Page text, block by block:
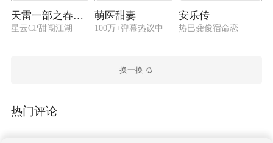
天雷一部之春花秋月
星云CP甜闯江湖
萌医甜妻
100万+弹幕热议中
安乐传
热巴龚俊宿命恋
换一换
热门评论